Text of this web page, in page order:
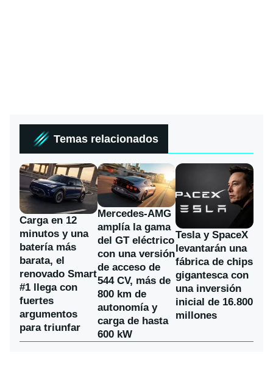
Temas relacionados
Carga en 12
minutos y una
batería más
barata, el
renovado Smart
#1 llega con
fuertes
argumentos
para triunfar
Mercedes-AMG
amplía la gama
del GT eléctrico
con una versión
de acceso de
544 CV, más de
800 km de
autonomía y
carga de hasta
600 kW
Tesla y SpaceX
levantarán una
fábrica de chips
gigantesca con
una inversión
inicial de 16.800
millones